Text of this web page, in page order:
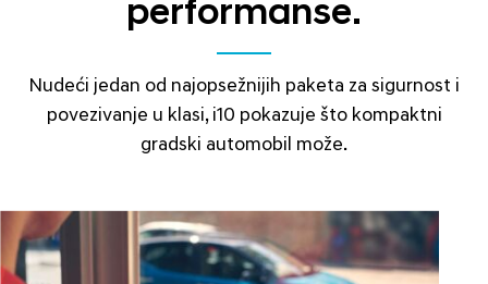
performanse.
Nudeći jedan od najopsežnijih paketa za sigurnost i
povezivanje u klasi, i10 pokazuje što kompaktni
gradski automobil može.